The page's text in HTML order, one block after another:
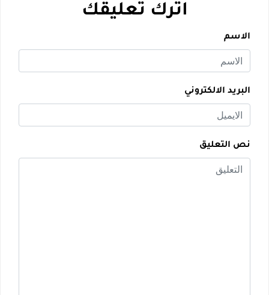
اترك تعليقك
الاسم
البريد الالكتروني
نص التعليق